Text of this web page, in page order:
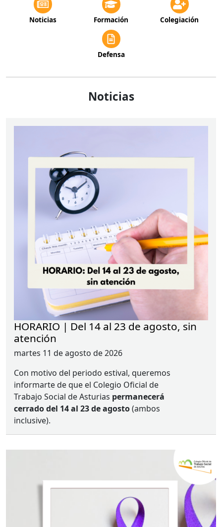
Noticias Formación Colegiación
Defensa
Noticias
HORARIO | Del 14 al 23 de agosto, sin
atención
martes 11 de agosto de 2026
Con motivo del periodo estival, queremos
informarte de que el Colegio Oficial de
Trabajo Social de Asturias permanecerá
cerrado del 14 al 23 de agosto(ambos
inclusive).